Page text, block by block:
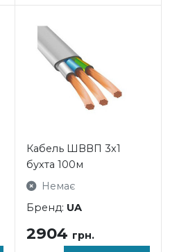
Кабель ШВВП 3x1
бухта 100м
Немає
Бренд: UA
2904 грн.